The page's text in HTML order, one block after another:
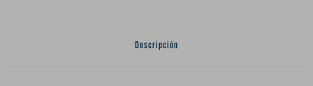
Descripción